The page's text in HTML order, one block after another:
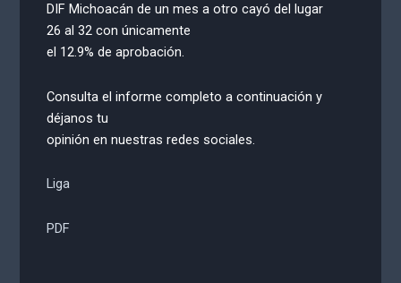
DIF Michoacán de un mes a otro cayó del lugar
26 al 32 con únicamente
el 12.9% de aprobación.
Consulta el informe completo a continuación y
déjanos tu
opinión en nuestras redes sociales.
Liga
PDF